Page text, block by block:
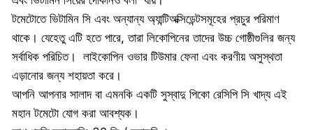
টমেটোতে ভিটামিন সি এবং অন্যান্য অ্যান্টিঅক্সিডেন্টসমূহের প্রচুর পরিমাণ
থাকে। যেহেতু এটি হতে পারে, তারা লিকোপিনের তাদের উচ্চ গোষ্ঠীগুলির জন্য
সর্বাধিক পরিচিত। লাইকোপিন ওভার টিউমার ফেনা এবং করণীয় অসুস্থতা
এড়ানোর জন্য শহায়তা করে।
আপনি আপনার সালাদ বা এমনকি একটি সুস্বাদু পিকো রেসিপি সি খাদ্য এই
মহান টমেটো যোগ করা আবশ্যক।